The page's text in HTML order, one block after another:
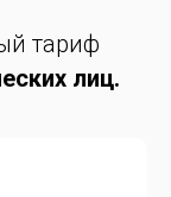
тариф
лиц.